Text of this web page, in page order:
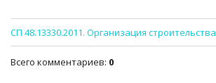
СП 48.13330.2011. Организация строительства
Всего комментариев: 0